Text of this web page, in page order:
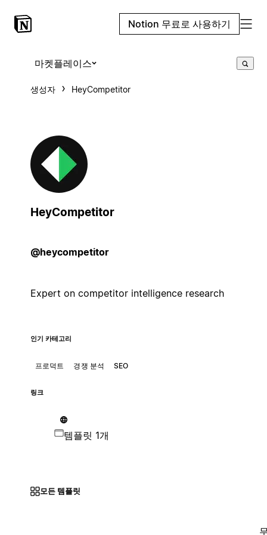
Notion 무료로 사용하기
마켓플레이스
생성자 HeyCompetitor
HeyCompetitor
@heycompetitor
Expert on competitor intelligence research
인기 카테고리
프로덕트 경쟁 분석 SEO
링크
템플릿 1개
모든 템플릿